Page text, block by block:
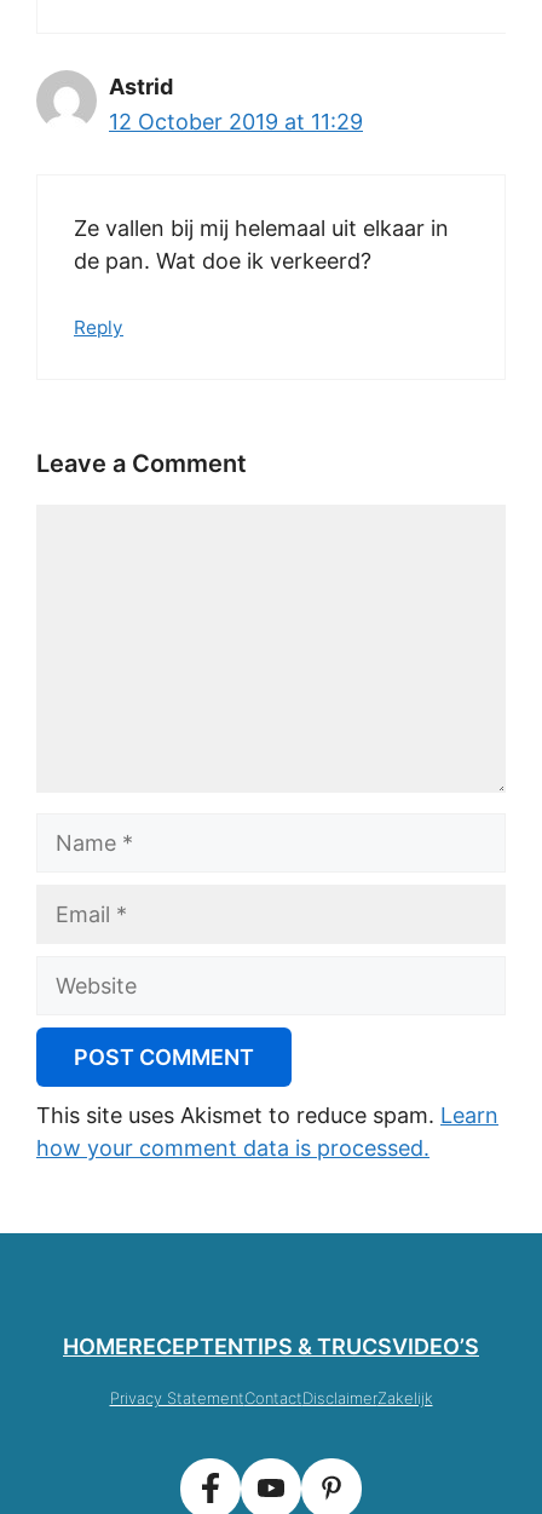
Astrid
12 October 2019 at 11:29
Ze vallen bij mij helemaal uit elkaar in
de pan. Wat doe ik verkeerd?
Reply
Leave a Comment
Website
This site uses Akismet to reduce spam. Learn
how your comment data is processed.
HOMERECEPTENTIPS & TRUCSVIDEO’S
Privacy StatementContactDisclaimerZakelijk